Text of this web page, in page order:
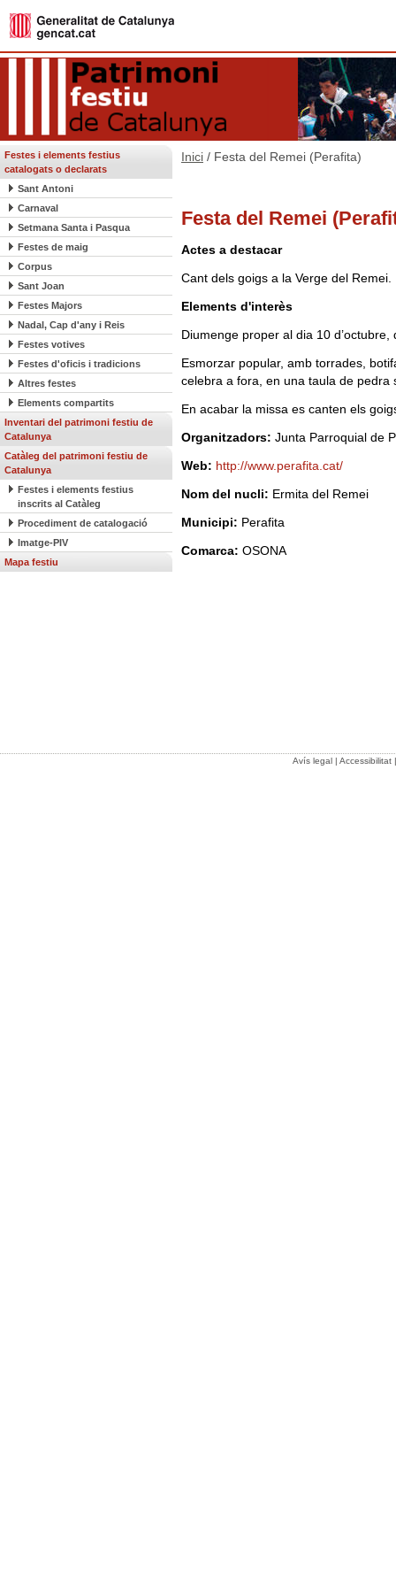
Festes i elements festius
catalogats o declarats
Sant Antoni
Carnaval
Setmana Santa i Pasqua
Festes de maig
Corpus
Sant Joan
Festes Majors
Nadal, Cap d'any i Reis
Festes votives
Festes d'oficis i tradicions
Altres festes
Elements compartits
Inventari del patrimoni festiu de
Catalunya
Catàleg del patrimoni festiu de
Catalunya
Festes i elements festius
inscrits al Catàleg
Procediment de catalogació
Imatge-PIV
Mapa festiu
Inici / Festa del Remei (Perafita)
Festa del Remei
Actes a destacar
Cant dels goigs a la Verge del Remei.
Elements d'interès
Diumenge proper al dia 10
Esmorzar popular, amb torrades,
celebra a fora, en una taula de pedra
En acabar la missa es canten els
Organitzadors: Junta Parroquial de
Web: http://www.perafita.cat/
Nom del nucli: Ermita del Remei
Municipi: Perafita
Comarca: OSONA
Avís legal| Accessibilitat